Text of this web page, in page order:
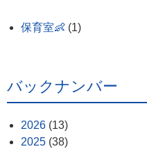
保育室👶 (1)
バックナンバー
2026 (13)
2025 (38)